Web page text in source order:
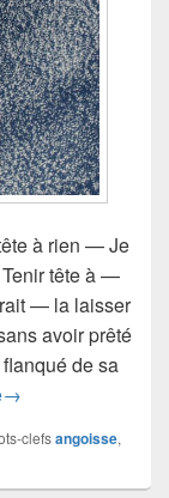
à rien — Je
tête à —
— la laisser
avoir prêté
de sa
#boost #04 | la
→
clefsangoisse,